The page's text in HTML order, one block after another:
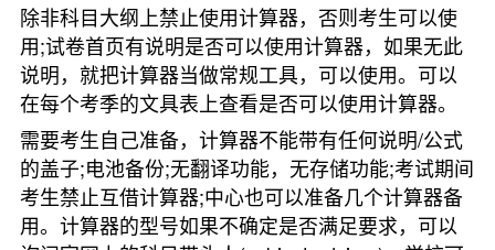
除非科目大纲上禁止使用计算器，否则考生可以使
用;试卷首页有说明是否可以使用计算器，如果无此
说明，就把计算器当做常规工具，可以使用。可以
在每个考季的文具表上查看是否可以使用计算器。
需要考生自己准备，计算器不能带有任何说明/公式
的盖子;电池备份;无翻译功能，无存储功能;考试期间
考生禁止互借计算器;中心也可以准备几个计算器备
用。计算器的型号如果不确定是否满足要求，可以